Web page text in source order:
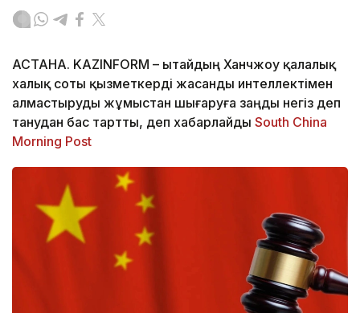
АСТАНА. KAZINFORM – Қытайдың Ханчжоу қалалық
халық соты қызметкерді жасанды интеллектімен
алмастыруды жұмыстан шығаруға заңды негіз деп
танудан бас тартты, деп хабарлайды South China
Morning Post